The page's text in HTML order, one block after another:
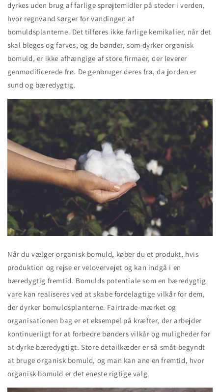
dyrkes uden brug af farlige sprøjtemidler på steder i verden,
hvor regnvand sørger for vandingen af
bomuldsplanterne. Det tilføres ikke farlige kemikalier, når det
skal bleges og farves, og de bønder, som dyrker organisk
bomuld, er ikke afhængige af store firmaer, der leverer
genmodificerede frø. De genbruger deres frø, da jorden er
sund og bæredygtig.
Når du vælger organisk bomuld, køber du et produkt, hvis
produktion og rejse er velovervejet og kan indgå i en
bæredygtig fremtid. Bomulds potentiale som en bæredygtig
vare kan realiseres ved at skabe fordelagtige vilkår for dem,
der dyrker bomuldsplanterne. Fairtrade-mærket og
organisationen bag er et eksempel på kræfter, der arbejder
kontinuerligt for at forbedre bønders vilkår og muligheder for
at dyrke bæredygtigt. Store detailkæder er så småt begyndt
at bruge organisk bomuld, og man kan ane en fremtid, hvor
organisk bomuld er det eneste rigtige valg.